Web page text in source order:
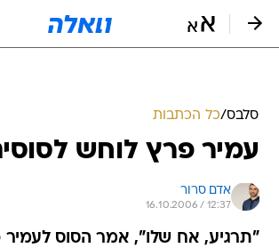
סלבס/כל הכתבות
עמיר פרץ לוחש
אדם סרור
16.10.2006 / 12:37
"תרגיע, אח שלו", אמר הסוס